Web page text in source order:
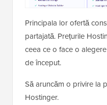
Principala lor ofertă
partajată. Prețurile
ceea ce o face o
de început.
Să aruncăm o privire la
Hostinger.